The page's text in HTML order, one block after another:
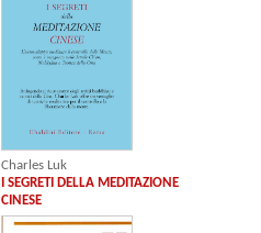
Charles Luk
I SEGRETI DELLA MEDITAZIONE
CINESE